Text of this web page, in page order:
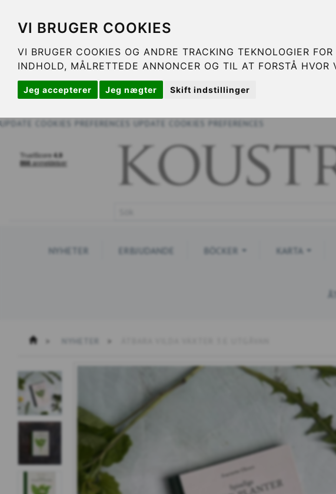
VI BRUGER COOKIES
VI BRUGER COOKIES OG ANDRE TRACKING TEKNOLOGIER
INDHOLD, MÅLRETTEDE ANNONCER OG TIL AT FORSTÅ HVOR
Jeg accepterer Jeg nægter Skift indstillinger
UPDATE COOKIES PREFERENCES UPDATE COOKIES PREFERENCES
NYHETER ERBJUDANDE BÖCKER KARTA